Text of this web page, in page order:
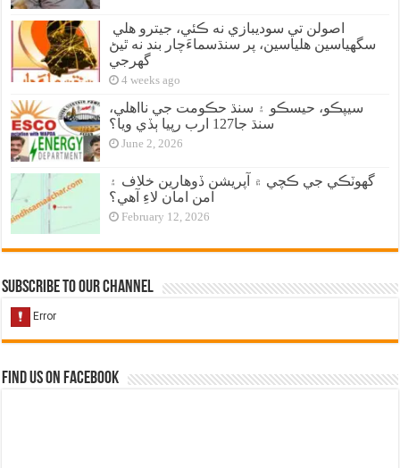
سگهياسين هلياسين، پر سنڌسماءَچار بند نه ٿيڻ
گهرجي
4 weeks ago
سيپڪو، حيسڪو ۽ سنڌ حڪومت جي نااهلي،
سنڌ جا127 ارب رپيا ٻڏي ويا؟
June 2, 2026
گهوٽڪي جي ڪچي ۾ آپريشن ڏوهارين خلاف ۽
امن امان لاءِ آهي؟
February 12, 2026
Subscribe to our Channel
Find us on Facebook